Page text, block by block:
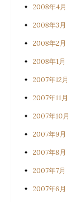
2008年4月
2008年3月
2008年2月
2008年1月
2007年12月
2007年11月
2007年10月
2007年9月
2007年8月
2007年7月
2007年6月